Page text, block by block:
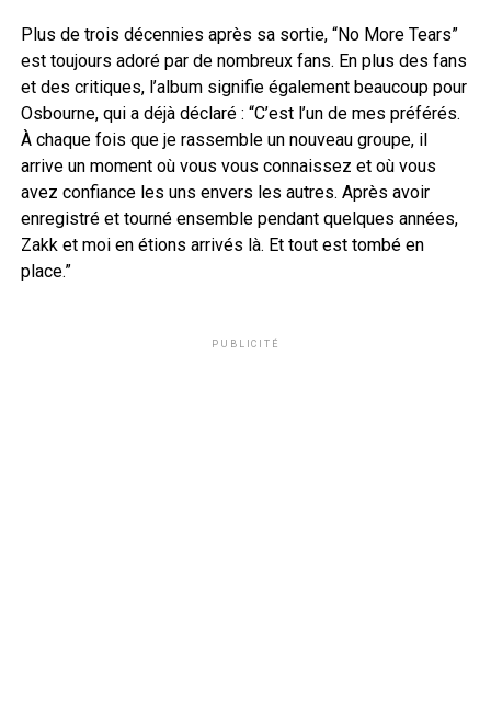
Plus de trois décennies après sa sortie, “No More Tears”
est toujours adoré par de nombreux fans. En plus des fans
et des critiques, l’album signifie également beaucoup pour
Osbourne, qui a déjà déclaré : “C’est l’un de mes préférés.
À chaque fois que je rassemble un nouveau groupe, il
arrive un moment où vous vous connaissez et où vous
avez confiance les uns envers les autres. Après avoir
enregistré et tourné ensemble pendant quelques années,
Zakk et moi en étions arrivés là. Et tout est tombé en
place.”
PUBLICITÉ